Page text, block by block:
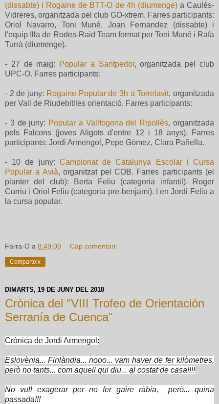
(dissabte) i Rogaine de BTT-O de 4h (diumenge)a Caulés-
Vidreres, organitzada pel club GO-xtrem. Farres participants:
Oriol Navarro, Toni Muné, Joan Fernandez (dissabte) i
l'equip Illa de Rodes-Raid Team format per Toni Muné i Rafa
Turrà (diumenge).
- 27 de maig: Popular a Santpedor, organitzada pel club
UPC-O. Farres participants:
- 2 de juny: Rogaine Popular de 3h a Torrelavit, organitzada
per Vall de Riudebitlles orientació. Farres participants:
- 3 de juny: Popular a Vallfogona del Ripollès, organitzada
pels Falcons (joves Aligots d'entre 12 i 18 anys). Farres
participants: Jordi Armengol, Pepe Gómez, Clara Pañella.
- 10 de juny: Campionat de Catalunya Escolar i Cursa
Popular a Avià, organitzat pel COB. Farres participants (el
planter del club): Berta Feliu (categoria infantil), Roger
Curriu i Oriol Feliu (categoria pre-benjamí). I en Jordi Feliu a
la cursa popular.
Farra-O a 8:49:00 Cap comentari:
Comparteix
DIMARTS, 19 DE JUNY DEL 2018
Crònica del "VIII Trofeo de Orientación
Serranía de Cuenca"
Crònica de Jordi Armengol:
Eslovènia... Finlàndia... nooo... vam haver de fer kilòmetres,
però no tants... com aquell qui diu... al costat de casa!!!!
No vull exagerar per no fer gaire ràbia, però... quina
passada!!!